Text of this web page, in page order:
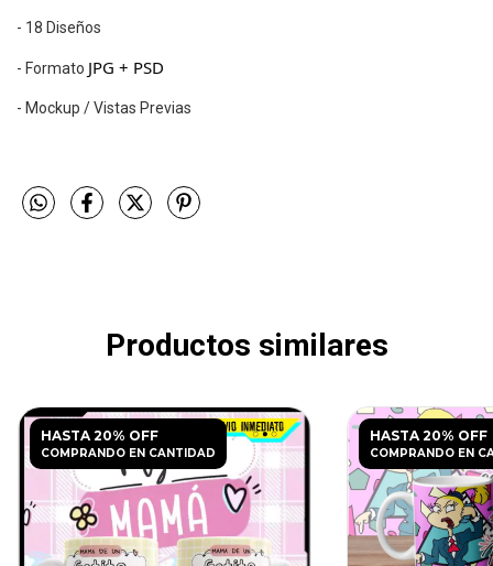
- 18 Diseños
- Formato JPG + PSD
- Mockup / Vistas Previas
Productos similares
HASTA 20% OFF
COMPRANDO EN CANTIDAD
HASTA 20% OFF
COMPRANDO EN